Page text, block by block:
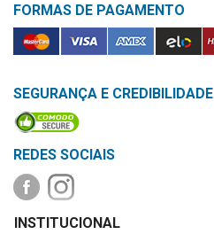
FORMAS DE PAGAMENTO
SEGURANÇA E CREDIBILIDADE
REDES SOCIAIS
PAGAMENTO
INSTITUCIONAL